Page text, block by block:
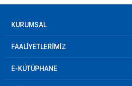
KURUMSAL
FAALİYETLERİMİZ
E-KÜTÜPHANE